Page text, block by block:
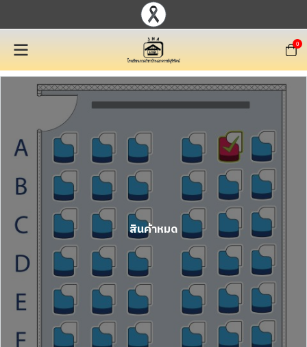
0
สินค้าหมด